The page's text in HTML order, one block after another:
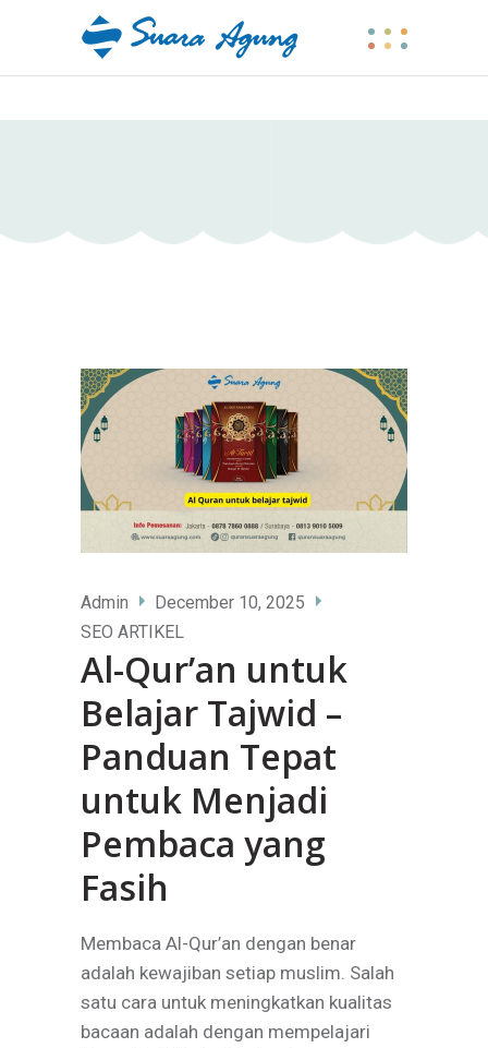
Admin
December 10, 2025
SEO ARTIKEL
Al-Qur’an untuk
Belajar Tajwid –
Panduan Tepat
untuk Menjadi
Pembaca yang
Fasih
Membaca Al-Qur’an dengan benar
adalah kewajiban setiap muslim. Salah
satu cara untuk meningkatkan kualitas
bacaan adalah dengan mempelajari